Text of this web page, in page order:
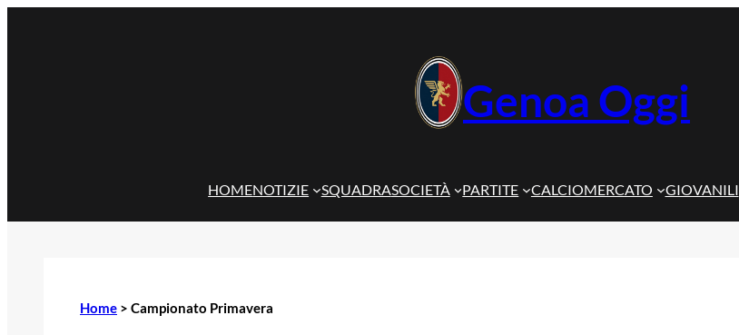
Genoa Oggi
HOMENOTIZIE SQUADRASOCIETÀ PARTITE CALCIOMERCATO GIOVANILI
Home > Campionato Primavera